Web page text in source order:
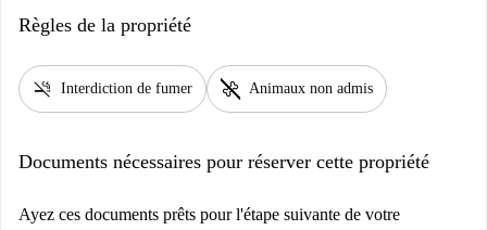
Règles de la propriété
smoke_free Interdiction de fumer pet_supplies Animaux non admis
Documents nécessaires pour réserver cette propriété
Ayez ces documents prêts pour l'étape suivante de votre